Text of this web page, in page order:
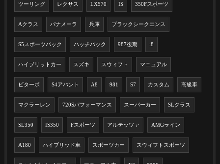
ツーリング レクサス LX570 IS 350Fスポーツ
Aクラス パナメーラ 兵庫 ブラックシークエンス
S5スポーツバック ハッチバック 987後期 i8
ハイブリットカー スズキ スウィフト マニュアル
ビターボ S4アバント A8 981 S7 カスタム 高級車
マクラーレン 720Sパフォーマンス スーパーカー SLクラス
SL350 IS350 Fスポーツ アルテッツァ AMGライン
A180 ハイブリッド車 スポーツカー スウィフトスポーツ